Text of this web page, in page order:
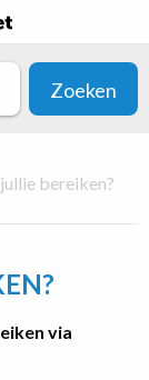
Zoeken
bereiken?
via